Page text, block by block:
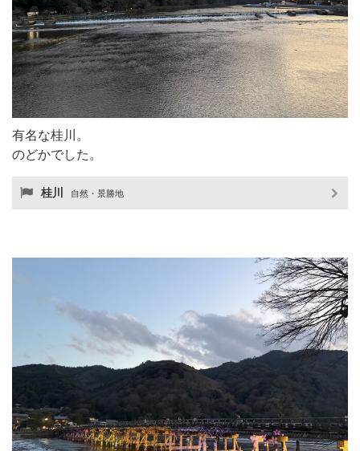
有名な桂川。
のどかでした。
桂川 自然・景勝地